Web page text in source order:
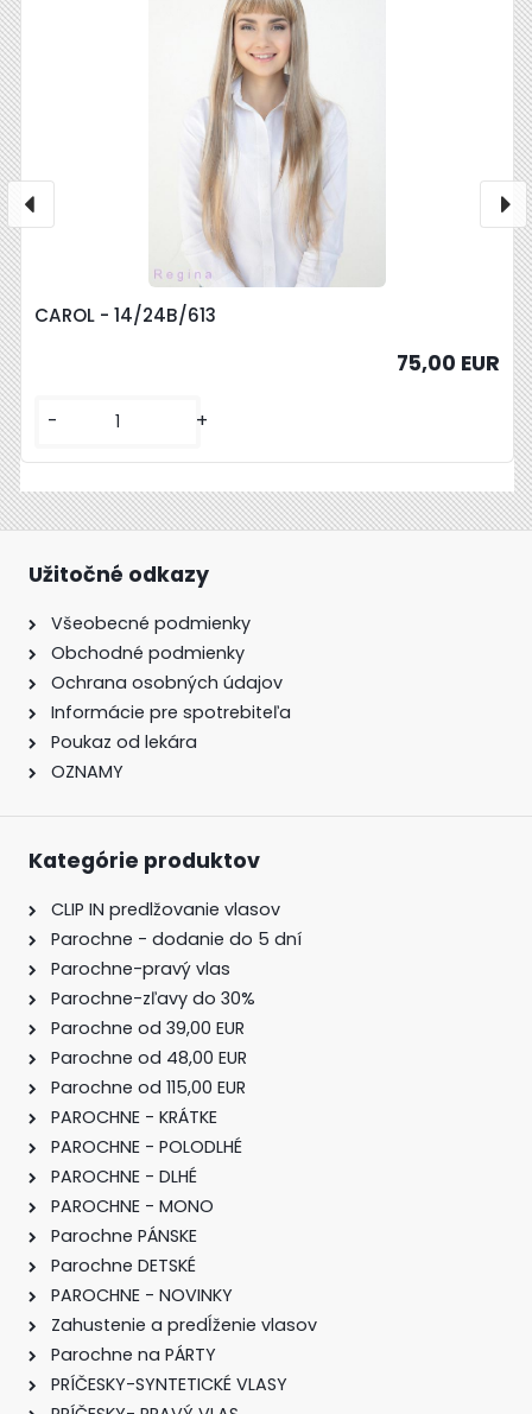
CAROL - 14/24B/613
75,00 EUR
- +
Užitočné odkazy
Všeobecné podmienky
Obchodné podmienky
Ochrana osobných údajov
Informácie pre spotrebiteľa
Poukaz od lekára
OZNAMY
Kategórie produktov
CLIP IN predlžovanie vlasov
Parochne - dodanie do 5 dní
Parochne-pravý vlas
Parochne-zľavy do 30%
Parochne od 39,00 EUR
Parochne od 48,00 EUR
Parochne od 115,00 EUR
PAROCHNE - KRÁTKE
PAROCHNE - POLODLHÉ
PAROCHNE - DLHÉ
PAROCHNE - MONO
Parochne PÁNSKE
Parochne DETSKÉ
PAROCHNE - NOVINKY
Zahustenie a predĺženie vlasov
Parochne na PÁRTY
PRÍČESKY-SYNTETICKÉ VLASY